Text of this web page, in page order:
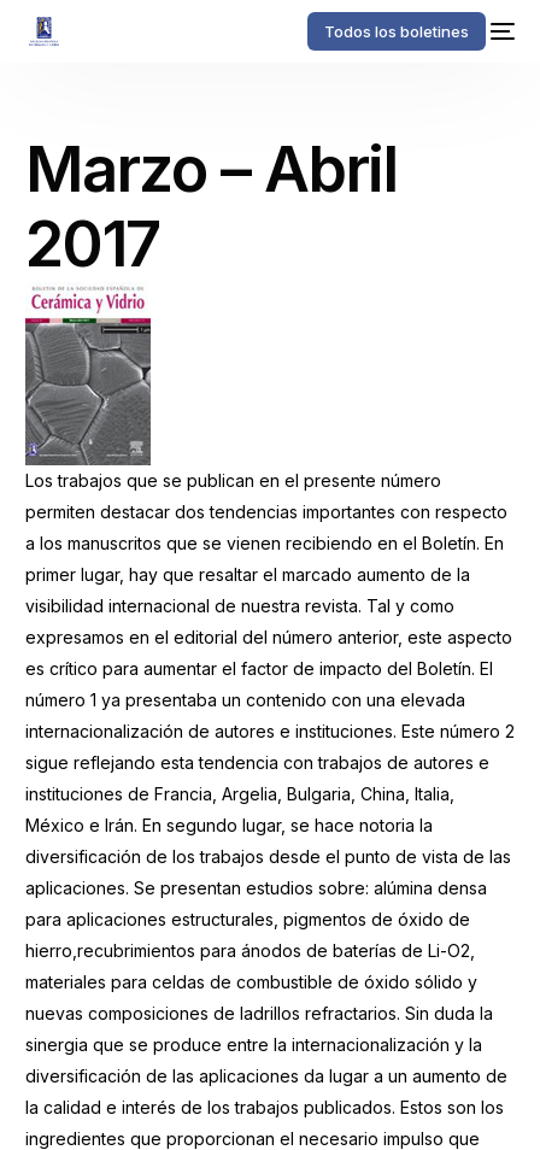
Todos los boletines
Marzo – Abril
2017
Los trabajos que se publican en el presente número
permiten destacar dos tendencias importantes con respecto
a los manuscritos que se vienen recibiendo en el Boletín. En
primer lugar, hay que resaltar el marcado aumento de la
visibilidad internacional de nuestra revista. Tal y como
expresamos en el editorial del número anterior, este aspecto
es crítico para aumentar el factor de impacto del Boletín. El
número 1 ya presentaba un contenido con una elevada
internacionalización de autores e instituciones. Este número 2
sigue reflejando esta tendencia con trabajos de autores e
instituciones de Francia, Argelia, Bulgaria, China, Italia,
México e Irán. En segundo lugar, se hace notoria la
diversificación de los trabajos desde el punto de vista de las
aplicaciones. Se presentan estudios sobre: alúmina densa
para aplicaciones estructurales, pigmentos de óxido de
hierro,recubrimientos para ánodos de baterías de Li-O2,
materiales para celdas de combustible de óxido sólido y
nuevas composiciones de ladrillos refractarios. Sin duda la
sinergia que se produce entre la internacionalización y la
diversificación de las aplicaciones da lugar a un aumento de
la calidad e interés de los trabajos publicados. Estos son los
ingredientes que proporcionan el necesario impulso que